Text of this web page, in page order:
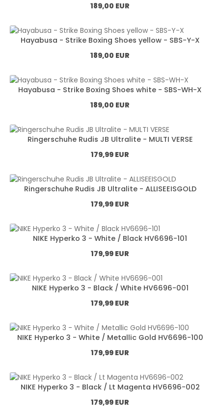
Normál ár:
189,00 EUR
Hayabusa - Strike Boxing Shoes yellow - SBS-Y-X
Normál ár:
189,00 EUR
Hayabusa - Strike Boxing Shoes white - SBS-WH-X
Normál ár:
189,00 EUR
Ringerschuhe Rudis JB Ultralite - MULTI VERSE
Normál ár:
179,99 EUR
Ringerschuhe Rudis JB Ultralite - ALLISEEISGOLD
Normál ár:
179,99 EUR
NIKE Hyperko 3 - White / Black HV6696-101
Normál ár:
179,99 EUR
NIKE Hyperko 3 - Black / White HV6696-001
Normál ár:
179,99 EUR
NIKE Hyperko 3 - White / Metallic Gold HV6696-100
Normál ár:
179,99 EUR
NIKE Hyperko 3 - Black / Lt Magenta HV6696-002
Normál ár:
179,99 EUR